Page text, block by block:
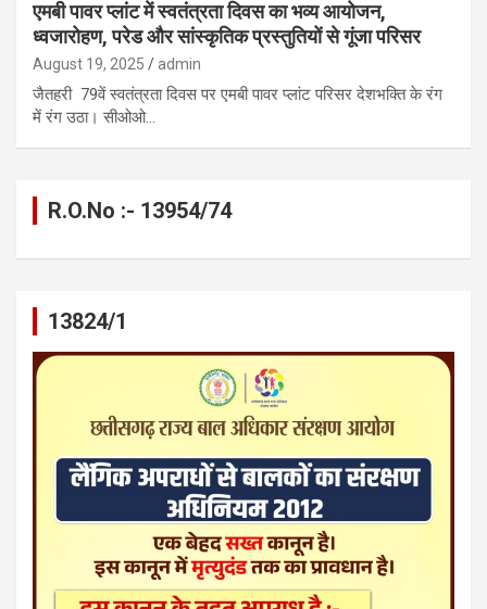
एमबी पावर प्लांट में स्वतंत्रता दिवस का भव्य आयोजन,
ध्वजारोहण, परेड और सांस्कृतिक प्रस्तुतियों से गूंजा परिसर
August 19, 2025 admin
जैतहरी 79वें स्वतंत्रता दिवस पर एमबी पावर प्लांट परिसर देशभक्ति के रंग
में रंग उठा। सीओओ…
R.O.No :- 13954/74
13824/1